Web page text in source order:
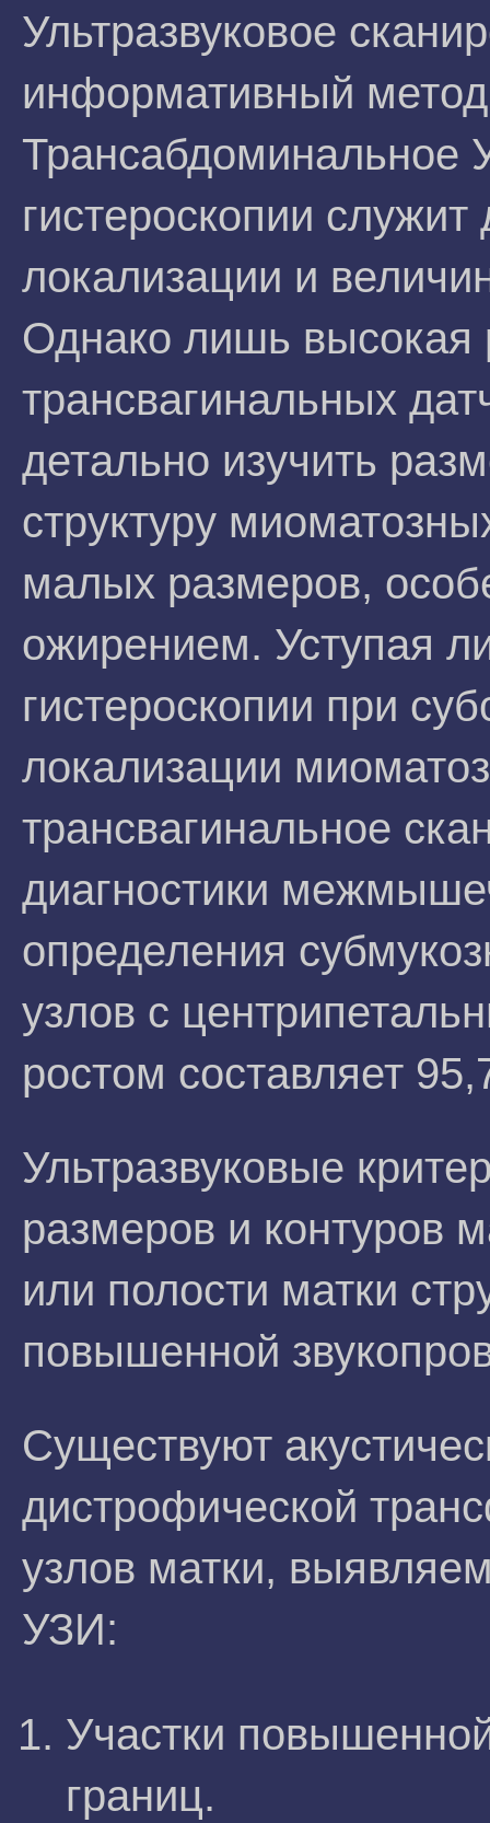
Ультразвуковое
информативный
Трансабдоминальное
гистероскопии
локализации и
Однако лишь
трансвагинальных
детально изучить
структуру
малых размеров,
ожирением. Уступая
гистероскопии при
локализации
трансвагинальное
диагностики
определения
узлов с
ростом составляет
Ультразвуковые
размеров и контуров
или полости матки
повышенной
Существуют
дистрофической
узлов матки,
УЗИ:
Участки
границ.